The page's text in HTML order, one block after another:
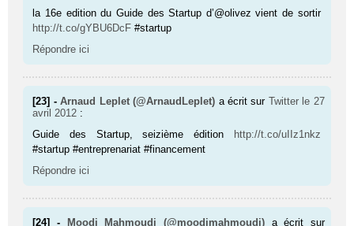
la 16e edition du Guide des Startup d’@olivez vient de sortir
http://t.co/gYBU6DcF #startup
Répondre ici
[23] -Arnaud Leplet (@ArnaudLeplet) a écrit sur Twitter le 27
avril 2012 :
Guide des Startup, seizième édition
http://t.co/uIIz1nkz
#startup #entreprenariat #financement
Répondre ici
[24] - Moodi Mahmoudi (@moodimahmoudi)
a écrit sur